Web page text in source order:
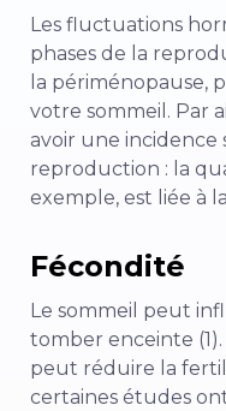
Les fluctuations
phases de la
la périménopause,
votre sommeil. Par
avoir une incidence
reproduction : la
exemple, est liée à
Fécondité
Le sommeil peut
tomber enceinte (1).
peut réduire la
certaines études